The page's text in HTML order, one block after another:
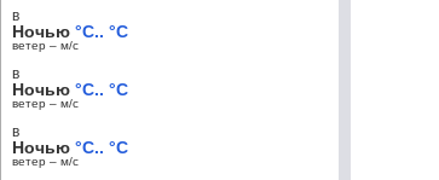
в
Ночью °C.. °C
ветер – м/c
в
Ночью °C.. °C
ветер – м/c
в
Ночью °C.. °C
ветер – м/c